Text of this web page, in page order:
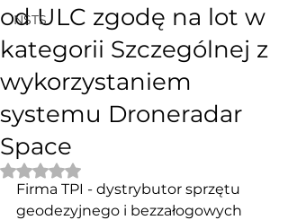
NSTS
od ULC zgodę na lot w
kategorii Szczególnej z
wykorzystaniem
systemu Droneradar
Space
Rated NaN out of 5 stars.
Firma TPI - dystrybutor sprzętu
geodezyjnego i bezzałogowych